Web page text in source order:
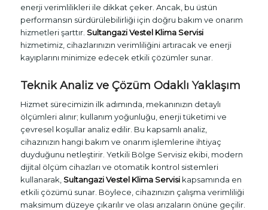
enerji verimlilikleri ile dikkat çeker. Ancak, bu üstün
performansın sürdürülebilirliği için doğru bakım ve onarım
hizmetleri şarttır. Sultangazi Vestel Klima Servisi
hizmetimiz, cihazlarınızın verimliliğini artıracak ve enerji
kayıplarını minimize edecek etkili çözümler sunar.
Teknik Analiz ve Çözüm Odaklı Yaklaşım
Hizmet sürecimizin ilk adımında, mekanınızın detaylı
ölçümleri alınır; kullanım yoğunluğu, enerji tüketimi ve
çevresel koşullar analiz edilir. Bu kapsamlı analiz,
cihazınızın hangi bakım ve onarım işlemlerine ihtiyaç
duyduğunu netleştirir. Yetkili Bölge Servisiz ekibi, modern
dijital ölçüm cihazları ve otomatik kontrol sistemleri
kullanarak, Sultangazi Vestel Klima Servisikapsamında en
etkili çözümü sunar. Böylece, cihazınızın çalışma verimliliği
maksimum düzeye çıkarılır ve olası arızaların önüne geçilir.